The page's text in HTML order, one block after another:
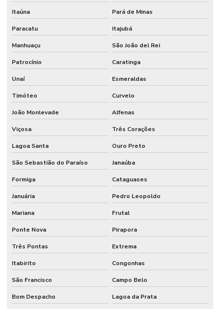
Sistema para ponto
Sistema para ponto digital
Sistema para ponto eletrônico
Sistema para ponto de funcionários
Software controle de acesso
Software controle de acesso condominio
Software controle de acesso portaria condominio
Software para controle de estacionamento
Itaúna Pará de Minas
Paracatu Itajubá
Manhuaçu São João del Rei
Patrocínio Caratinga
Unaí Esmeraldas
Timóteo Curvelo
João Monlevade Alfenas
Viçosa Três Corações
Lagoa Santa Ouro Preto
São Sebastião do Paraíso Janaúba
Formiga Cataguases
Januária Pedro Leopoldo
Mariana Frutal
Ponte Nova Pirapora
Três Pontas Extrema
Itabirito Congonhas
São Francisco Campo Belo
Bom Despacho Lagoa da Prata